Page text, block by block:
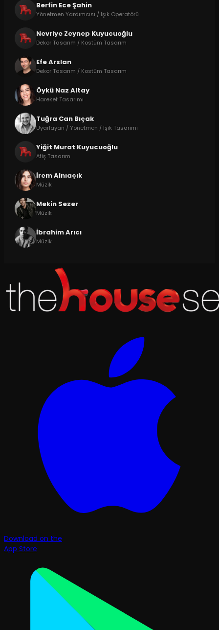
Berfin Ece Şahin
Yönetmen Yardımcısı / Işık Operatörü
Nevriye Zeynep Kuyucuoğlu
Dekor Tasarım / Kostüm Tasarım
Efe Arslan
Dekor Tasarım / Kostüm Tasarım
Öykü Naz Altay
Hareket Tasarımı
Tuğra Can Bıçak
Uyarlayan / Yönetmen / Işık Tasarımı
Yiğit Murat Kuyucuoğlu
Afiş Tasarım
İrem Alnıaçık
Müzik
Mekin Sezer
Müzik
İbrahim Arıcı
Müzik
Download on the
App Store